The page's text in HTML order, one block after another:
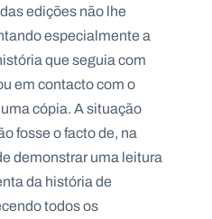
edições não lhe
especialmente a
que seguia com
em contacto com o
cópia. A situação
fosse o facto de, na
demonstrar uma leitura
da história de
todos os